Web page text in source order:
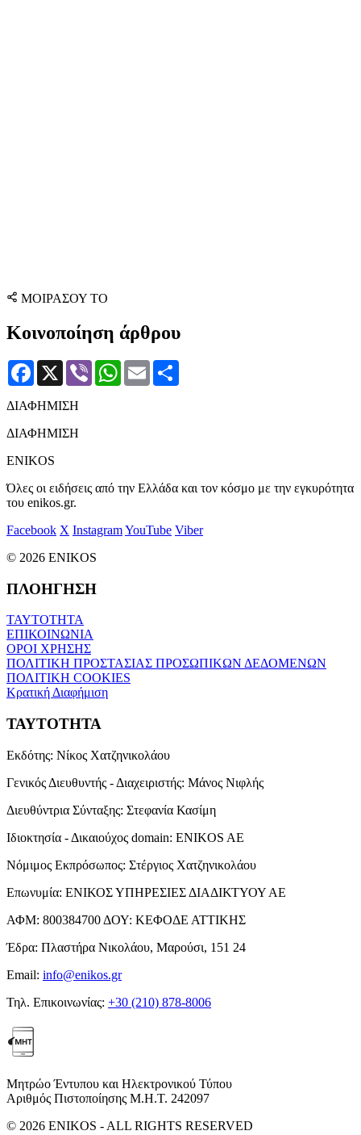
ΜΟΙΡΑΣΟΥ ΤΟ
Κοινοποίηση άρθρου
Facebook
X Viber WhatsApp
Email
ΔΙΑΦΗΜΙΣΗ
ΔΙΑΦΗΜΙΣΗ
ENIKOS
Όλες οι ειδήσεις από την Ελλάδα και τον κόσμο με την εγκυρότητα
του enikos.gr.
Facebook X InstagramYouTube Viber
© 2026 ENIKOS
ΠΛΟΗΓΗΣΗ
ΤΑΥΤΟΤΗΤΑ
ΕΠΙΚΟΙΝΩΝΙΑ
ΟΡΟΙ ΧΡΗΣΗΣ
ΠΟΛΙΤΙΚΗ ΠΡΟΣΤΑΣΙΑΣ ΠΡΟΣΩΠΙΚΩΝ ΔΕΔΟΜΕΝΩΝ
ΠΟΛΙΤΙΚΗ COOKIES
Κρατική Διαφήμιση
ΤΑΥΤΟΤΗΤΑ
Εκδότης: Νίκος Χατζηνικολάου
Γενικός Διευθυντής - Διαχειριστής: Μάνος Νιφλής
Διευθύντρια Σύνταξης: Στεφανία Κασίμη
Ιδιοκτησία - Δικαιούχος domain: ENIKOS AE
Νόμιμος Εκπρόσωπος: Στέργιος Χατζηνικολάου
Επωνυμία: ΕΝΙΚΟΣ ΥΠΗΡΕΣΙΕΣ ΔΙΑΔΙΚΤΥΟΥ ΑΕ
ΑΦΜ: 800384700 ΔΟΥ: ΚΕΦΟΔΕ ΑΤΤΙΚΗΣ
Έδρα: Πλαστήρα Νικολάου, Μαρούσι, 151 24
Email: info@enikos.gr
Τηλ. Επικοινωνίας: +30 (210) 878-8006
Μητρώο Έντυπου και Ηλεκτρονικού Τύπου
Αριθμός Πιστοποίησης Μ.Η.Τ. 242097
© 2026 ENIKOS - ALL RIGHTS RESERVED